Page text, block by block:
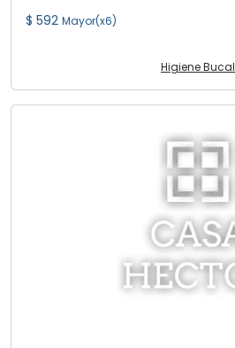
$ 592 Mayor(x6)
Higiene Bucal